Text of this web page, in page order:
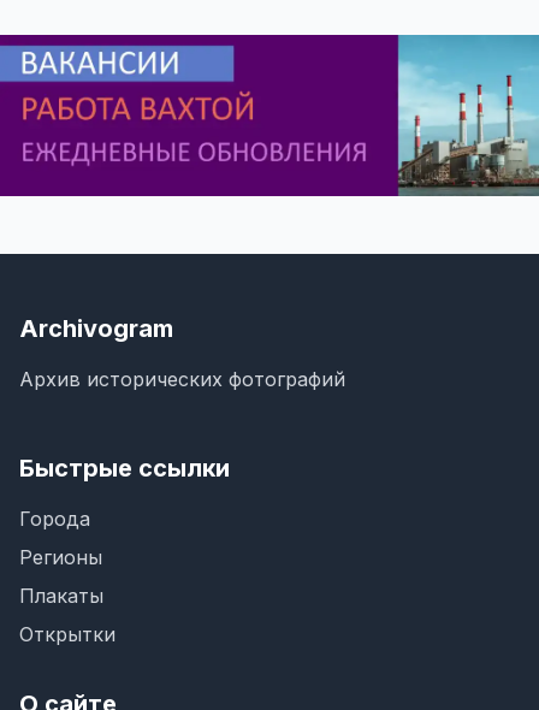
Archivogram
Архив исторических фотографий
Быстрые ссылки
Города
Регионы
Плакаты
Открытки
О сайте